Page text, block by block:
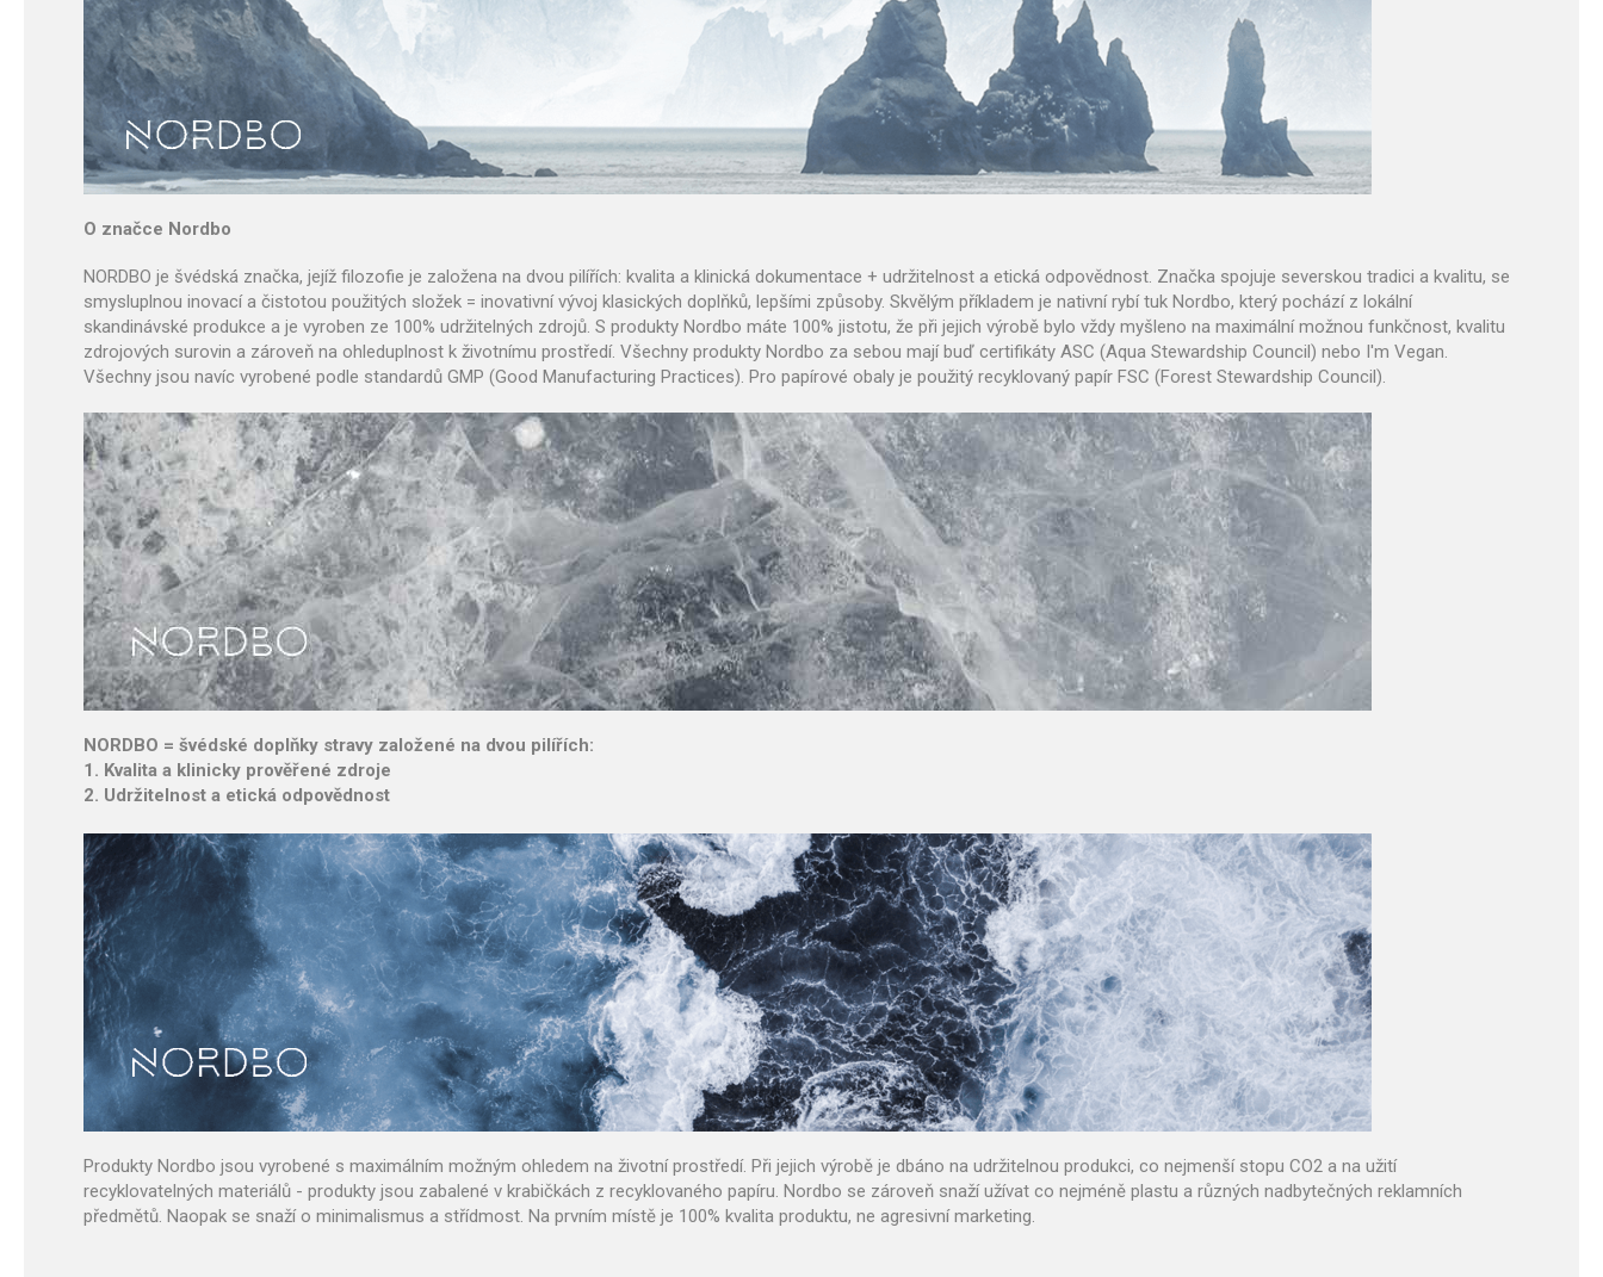
O značce Nordbo
NORDBO je švédská značka, jejíž filozofie je založena na dvou pilířích: kvalita a klinická dokumentace + udržitelnost a etická odpovědnost. Značka spojuje severskou tradici a kvalitu, se
smysluplnou inovací a čistotou použitých složek = inovativní vývoj klasických doplňků, lepšími způsoby. Skvělým příkladem je nativní rybí tuk Nordbo, který pochází z lokální
skandinávské produkce a je vyroben ze 100% udržitelných zdrojů. S produkty Nordbo máte 100% jistotu, že při jejich výrobě bylo vždy myšleno na maximální možnou funkčnost, kvalitu
zdrojových surovin a zároveň na ohleduplnost k životnímu prostředí. Všechny produkty Nordbo za sebou mají buď certifikáty ASC (Aqua Stewardship Council) nebo I'm Vegan.
Všechny jsou navíc vyrobené podle standardů GMP (Good Manufacturing Practices). Pro papírové obaly je použitý recyklovaný papír FSC (Forest Stewardship Council).
NORDBO = švédské doplňky stravy založené na dvou pilířích:
1. Kvalita a klinicky prověřené zdroje
2. Udržitelnost a etická odpovědnost
Produkty Nordbo jsou vyrobené s maximálním možným ohledem na životní prostředí. Při jejich výrobě je dbáno na udržitelnou produkci, co nejmenší stopu CO2 a na užití
recyklovatelných materiálů - produkty jsou zabalené v krabičkách z recyklovaného papíru. Nordbo se zároveň snaží užívat co nejméně plastu a různých nadbytečných reklamních
předmětů. Naopak se snaží o minimalismus a střídmost. Na prvním místě je 100% kvalita produktu, ne agresivní marketing.